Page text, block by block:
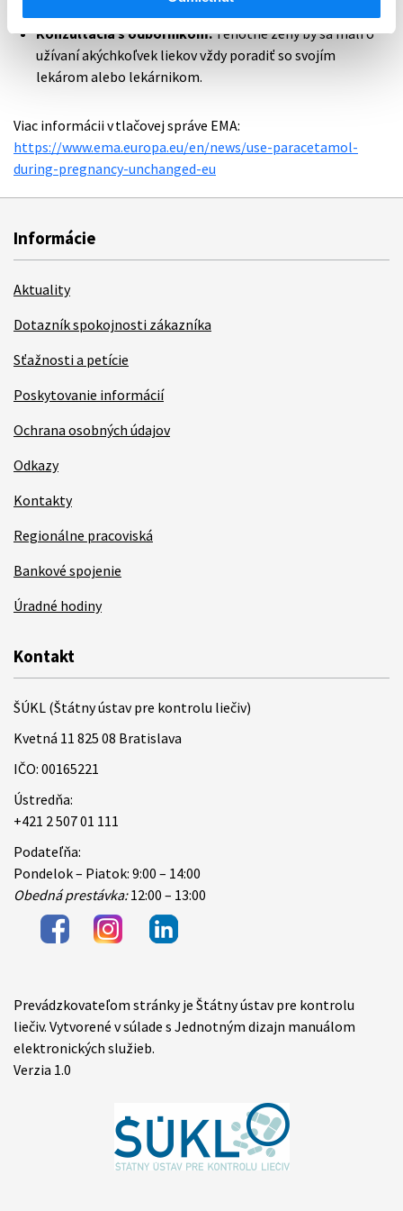
Konzultácia s odborníkom:Tehotné ženy by sa mali o
užívaní akýchkoľvek liekov vždy poradiť so svojím
lekárom alebo lekárnikom.
Viac informácii v tlačovej správe EMA:
https://www.ema.europa.eu/en/news/use-paracetamol-
during-pregnancy-unchanged-eu
Informácie
Aktuality
Dotazník spokojnosti zákazníka
Sťažnosti a petície
Poskytovanie informácií
Ochrana osobných údajov
Odkazy
Kontakty
Regionálne pracoviská
Bankové spojenie
Úradné hodiny
Kontakt
ŠÚKL (Štátny ústav pre kontrolu liečiv)
Kvetná 11 825 08 Bratislava
IČO: 00165221
Ústredňa:
+421 2 507 01 111
Podateľňa:
Pondelok – Piatok: 9:00 – 14:00
Obedná prestávka:12:00 – 13:00
Items
Prevádzkovateľom stránky je Štátny ústav pre kontrolu
liečiv. Vytvorené v súlade s Jednotným dizajn manuálom
elektronických služieb.
Verzia 1.0